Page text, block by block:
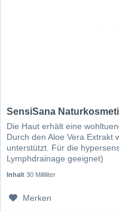
SensiSana
Die Haut erhält eine
Durch den Aloe Vera Extrakt
unterstützt. Für die
Lymphdrainage geeignet)
Inhalt30 Milliliter
Merken